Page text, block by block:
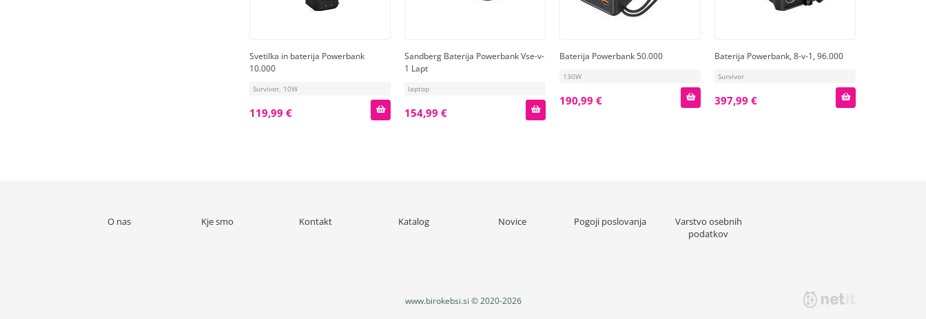
Svetilka in baterija Powerbank
10.000
Survivor, 10W
119,99 €
Sandberg Baterija Powerbank Vse-v-
1 Lapt
laptop
154,99 €
Baterija Powerbank 50.000
130W
190,99 €
Baterija Powerbank, 8-v-1, 96.000
Survivor
397,99 €
O nas Kje smo Kontakt Katalog Novice Pogoji poslovanja
Varstvo osebnih
podatkov
www.birokebsi.si © 2020-2026